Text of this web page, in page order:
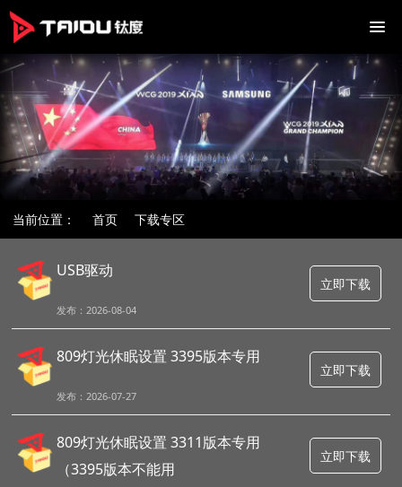
当前位置： 首页 下载专区
USB驱动
发布：2026-08-04
立即下载
809灯光休眠设置 3395版本专用
发布：2026-07-27
立即下载
809灯光休眠设置 3311版本专用
（3395版本不能用
立即下载